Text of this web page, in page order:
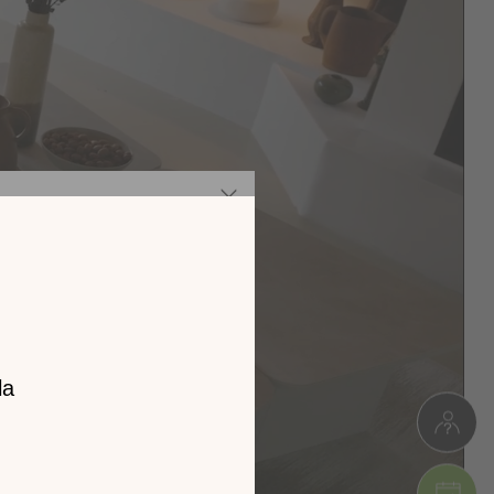
L. 312cm * H.76cm * P.160cm
au cours d’une utilisation correcte, sur un sommier de
de marque « GAUTIER » exclusivement.
et intérieur, à l’exclusion des modèles d’exposition.
exclue de la garantie toute autre prestation ou tout